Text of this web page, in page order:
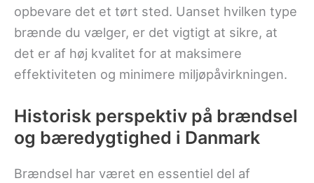
opbevare det et tørt sted. Uanset hvilken type
brænde du vælger, er det vigtigt at sikre, at
det er af høj kvalitet for at maksimere
effektiviteten og minimere miljøpåvirkningen.
Historisk perspektiv på brændsel
og bæredygtighed i Danmark
Brændsel har været en essentiel del af